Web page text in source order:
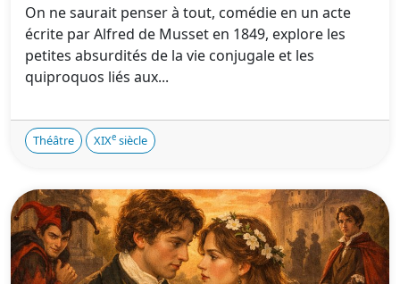
On ne saurait penser à tout, comédie en un acte
écrite par Alfred de Musset en 1849, explore les
petites absurdités de la vie conjugale et les
quiproquos liés aux...
Théâtre XIXe siècle